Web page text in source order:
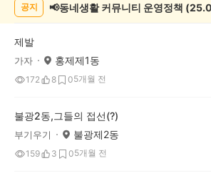
글
공지 📢동네생활 커뮤니티 운영정책
제발
가자 홍제제1동
172 8 05개월 전
불광2동,그들의 접선(?)
부기우기 불광제2동
159 3 05개월 전